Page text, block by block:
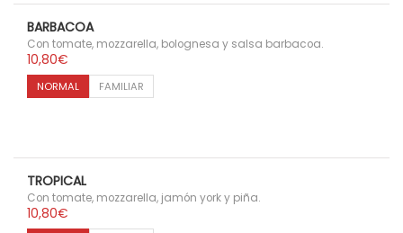
BARBACOA
Con tomate, mozzarella, bolognesa y salsa barbacoa.
10,80€
NORMAL FAMILIAR
TROPICAL
Con tomate, mozzarella, jamón york y piña.
10,80€